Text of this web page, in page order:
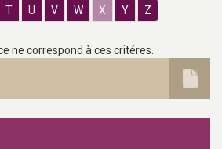
T U V W X Y Z
ne correspond à ces critéres.